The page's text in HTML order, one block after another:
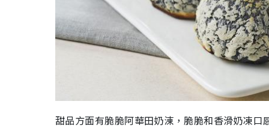
甜品方面有脆脆阿華田奶涷，脆脆和香滑奶凍口